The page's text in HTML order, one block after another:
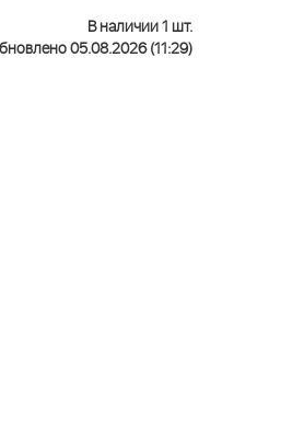
В наличии 1 шт.
05.08.2026 (11:29)